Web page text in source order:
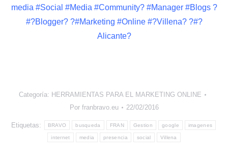
media #Social #Media #Community? #Manager #Blogs ?
#?Blogger? ?#Marketing #Online #?Villena? ?#?
Alicante?
Categoría: HERRAMIENTAS PARA EL MARKETING ONLINE
Por franbravo.eu 22/02/2016
Etiquetas: BRAVO busqueda FRAN Gestion google imagenes
internet media presencia social Villena